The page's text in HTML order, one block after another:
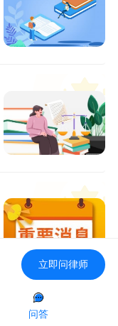
立即问律师
问答